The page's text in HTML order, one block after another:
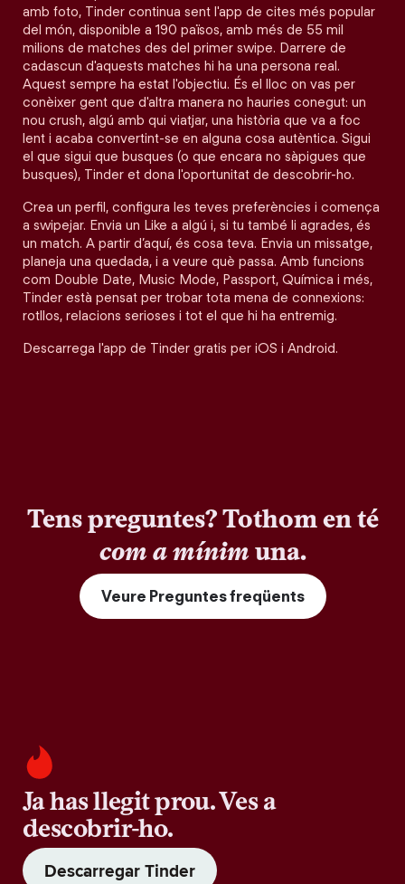
amb foto, Tinder continua sent l'app de cites més popular
del món, disponible a 190 països, amb més de 55 mil
milions de matches des del primer swipe. Darrere de
cadascun d'aquests matches hi ha una persona real.
Aquest sempre ha estat l'objectiu. És el lloc on vas per
conèixer gent que d'altra manera no hauries conegut: un
nou crush, algú amb qui viatjar, una història que va a foc
lent i acaba convertint-se en alguna cosa autèntica. Sigui
el que sigui que busques (o que encara no sàpigues que
busques), Tinder et dona l'oportunitat de descobrir-ho.
Crea un perfil, configura les teves preferències i comença
a swipejar. Envia un Like a algú i, si tu també li agrades, és
un match. A partir d’aquí, és cosa teva. Envia un missatge,
planeja una quedada, i a veure què passa. Amb funcions
com Double Date, Music Mode, Passport, Química i més,
Tinder està pensat per trobar tota mena de connexions:
rotllos, relacions serioses i tot el que hi ha entremig.
Descarrega l'app de Tinder gratis per iOS i Android.
Tens preguntes? Tothom en té
com a mínimuna.
Veure Preguntes freqüents
Ja has llegit prou. Ves a
descobrir-ho.
Descarregar Tinder